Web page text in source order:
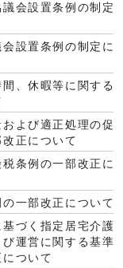
会設置条例の制定
設置条例の制定に
、休暇等に関する
よび適正処理の促
正について
条例の一部改正に
一部改正について
づく指定居宅介護
運営に関する基準
ついて